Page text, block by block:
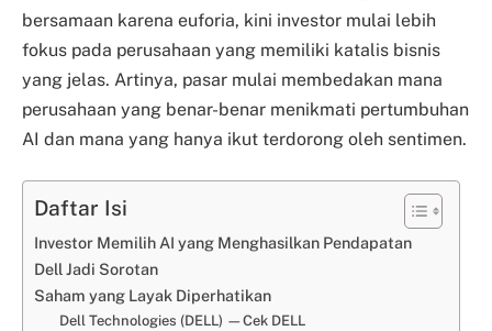
bersamaan karena euforia, kini investor mulai lebih
fokus pada perusahaan yang memiliki katalis bisnis
yang jelas. Artinya, pasar mulai membedakan mana
perusahaan yang benar-benar menikmati pertumbuhan
AI dan mana yang hanya ikut terdorong oleh sentimen.
Daftar Isi
Investor Memilih AI yang Menghasilkan Pendapatan
Dell Jadi Sorotan
Saham yang Layak Diperhatikan
Dell Technologies (DELL) —Cek DELL